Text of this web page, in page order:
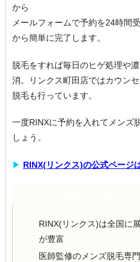
から
メールフォームで予約を24時間
から簡単に完了します。
脱毛をすれば毎日のヒゲ処理や
消。リンクス町田店ではカウン
脱毛も行っています。
一度RINXに予約を入れてメンズ
しょう。
▶︎ RINX(リンクス)の公式ページ
RINX(リンクス)は全国に
が豊富
医師監修のメンズ脱毛専